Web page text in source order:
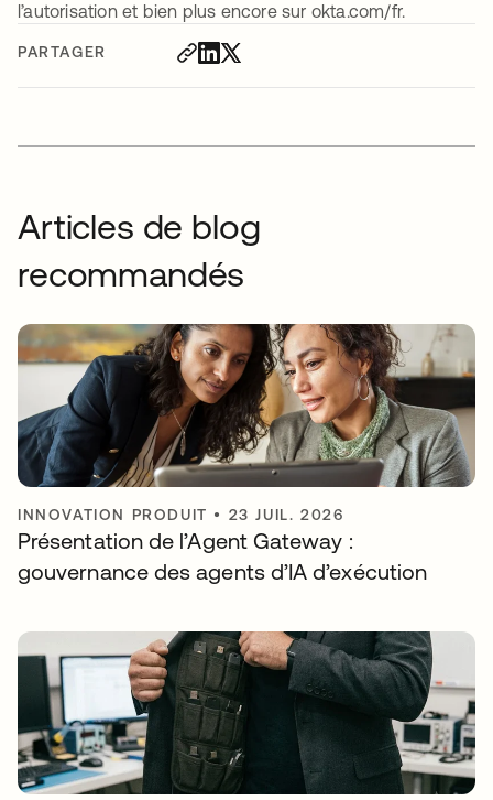
PARTAGER
l’autorisation et bien plus encore sur okta.com/fr.
Articles de blog
recommandés
INNOVATION PRODUIT • 23 JUIL. 2026
Présentation de l’Agent Gateway :
gouvernance des agents d’IA d’exécution